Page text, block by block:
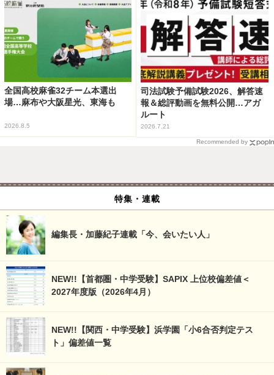
全国高校麻雀32チーム本選出
場…麻布や大阪星光、東海も
2026.8.5
司法試験予備試験2026、解答速
報＆総評動画を無料公開…アガ
ルート
2026.7.21
Recommended by
特集・連載
編集長・加藤紀子連載「今、会いたい人」
NEW!!【首都圏・中学受験】SAPIX 上位校偏差値＜
2027年度版（2026年4月）
NEW!!【関西・中学受験】浜学園「小6合否判定テス
ト」偏差値一覧